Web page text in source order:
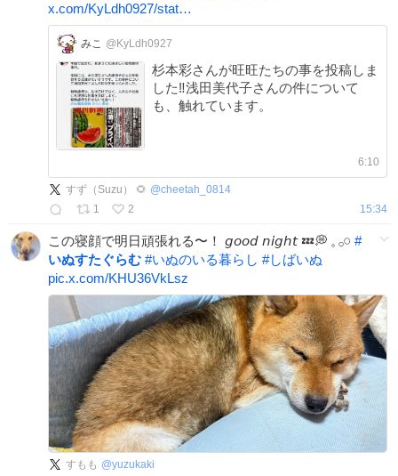
x.com/KyLdh0927/stat…
みこ @KyLdh0927
杉本彩さんが旺旺たちの事を投稿しま
した‼️浅田美代子さんの件について
も、触れています。
6:10
すず（Suzu） 🌻 @cheetah_0814
1
2 15:34
この寝顔で明日頑張れる〜！ 𝘨𝘰𝘰𝘥 𝘯𝘪𝘨𝘩𝘵 💤💭 𓈒 𓂂𓏸 #
いぬすたぐらむ #いぬのいる暮らし #しばいぬ
pic.x.com/KHU36VkLsz
すもも @yuzukaki